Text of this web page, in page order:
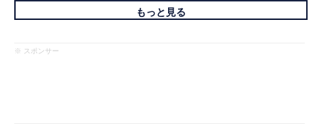
もっと見る
※ スポンサー